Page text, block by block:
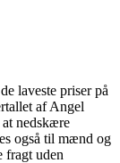
laveste priser på
af Angel
nedskære
også til mænd og
fragt uden